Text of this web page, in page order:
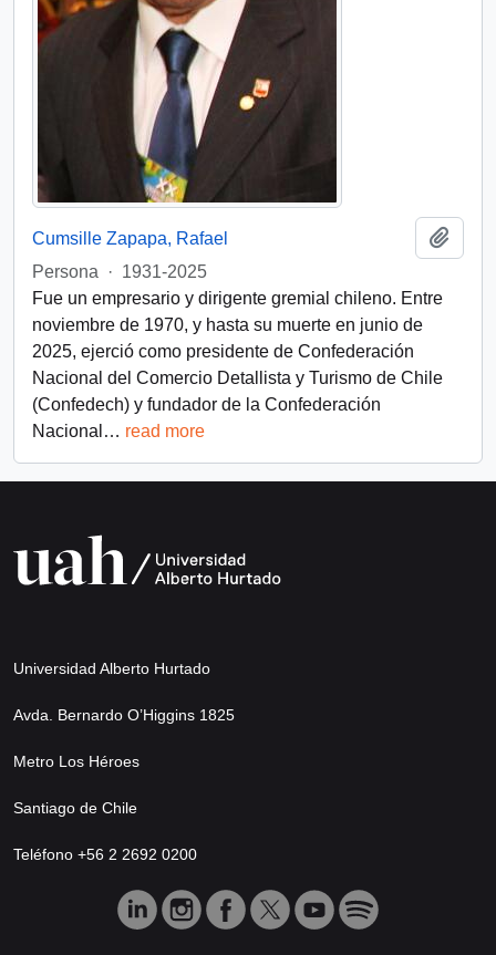
Cumsille Zapapa, Rafael
Persona
· 1931-2025
Fue un empresario y dirigente gremial chileno. Entre
noviembre de 1970, y hasta su muerte en junio de
2025, ejerció como presidente de Confederación
Nacional del Comercio Detallista y Turismo de Chile
(Confedech) y fundador de la Confederación
Nacional … read more
Universidad Alberto Hurtado
Avda. Bernardo O’Higgins 1825
Metro Los Héroes
Santiago de Chile
Teléfono +56 2 2692 0200